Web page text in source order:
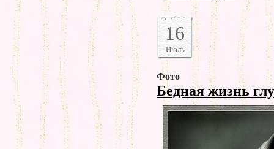
16
Июль
Фото
Бедная жизнь